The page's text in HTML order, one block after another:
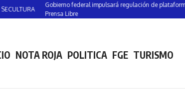
Gobierno federal impulsará regulación de plataformas
Prensa Libre
NOTA ROJA POLITICA FGE TURISMO